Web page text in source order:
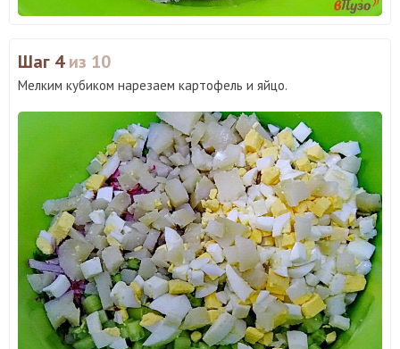
Шаг 4из 10
Мелким кубиком нарезаем картофель и яйцо.